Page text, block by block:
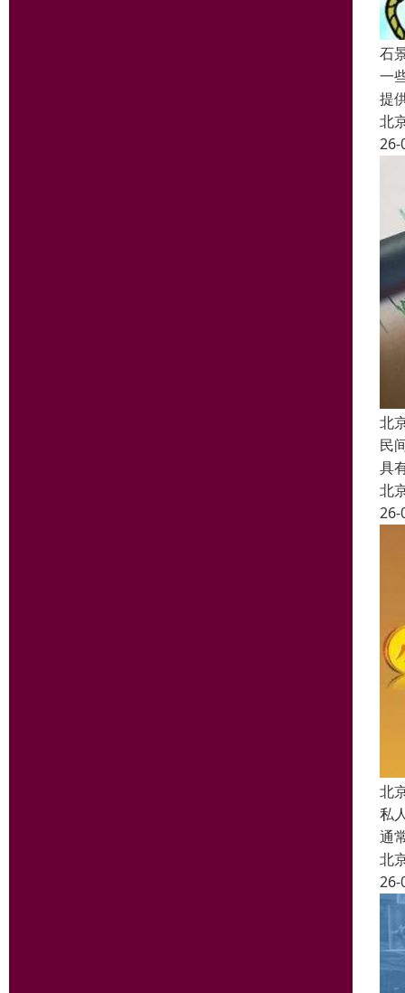
石
一
提
北
26-
北
民
具
北
26-
北
私
通
北
26-